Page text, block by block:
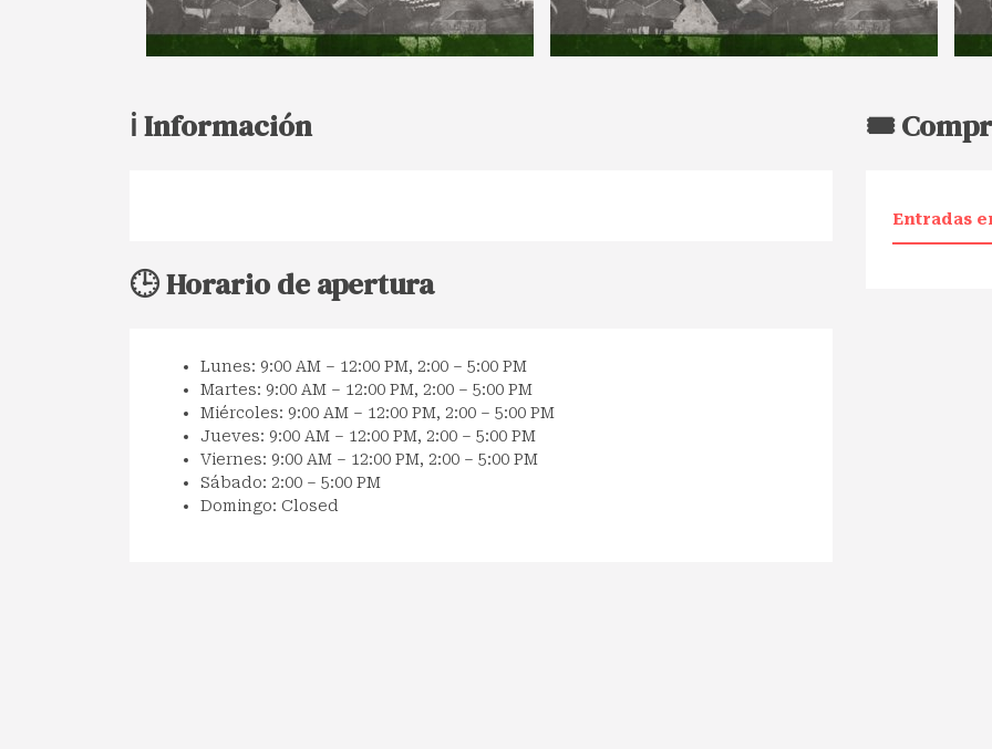
ℹ️ Información
🕒 Horario de apertura
Lunes: 9:00 AM – 12:00 PM, 2:00 – 5:00 PM
Martes: 9:00 AM – 12:00 PM, 2:00 – 5:00 PM
Miércoles: 9:00 AM – 12:00 PM, 2:00 – 5:00 PM
Jueves: 9:00 AM – 12:00 PM, 2:00 – 5:00 PM
Viernes: 9:00 AM – 12:00 PM, 2:00 – 5:00 PM
Sábado: 2:00 – 5:00 PM
Domingo: Closed
🎟️
Entradas